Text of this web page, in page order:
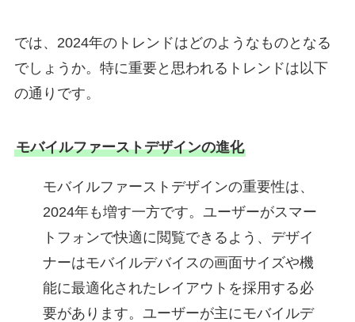
では、2024年のトレンドはどのようなものとなる
でしょうか。特に重要と思われるトレンドは以下
の通りです。
モバイルファーストデザインの進化
モバイルファーストデザインの重要性は、
2024年も増す一方です。ユーザーがスマー
トフォンで快適に閲覧できるよう、デザイ
ナーはモバイルデバイスの画面サイズや機
能に最適化されたレイアウトを採用する必
要があります。ユーザーが主にモバイルデ